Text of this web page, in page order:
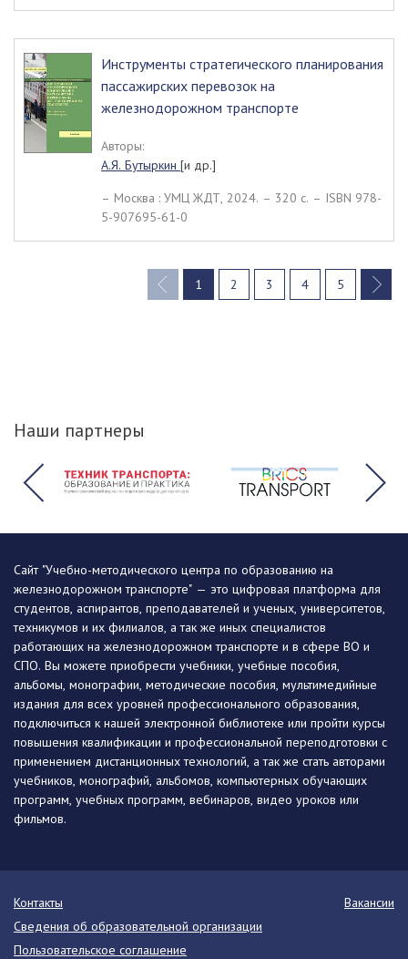
Инструменты стратегического планирования
пассажирских перевозок на
железнодорожном транспорте
Авторы:
А.Я. Бутыркин [и др.]
– Москва : УМЦ ЖДТ, 2024. – 320 c. – ISBN 978-
5-907695-61-0
1(current)
2 3 4 5
Наши партнеры
Сайт "Учебно-методического центра по образованию на
железнодорожном транспорте" — это цифровая платформа для
студентов, аспирантов, преподавателей и ученых, университетов,
техникумов и их филиалов, а так же иных специалистов
работающих на железнодорожном транспорте и в сфере ВО и
СПО. Вы можете приобрести учебники, учебные пособия,
альбомы, монографии, методические пособия, мультимедийные
издания для всех уровней профессионального образования,
подключиться к нашей электронной библиотеке или пройти курсы
повышения квалификации и профессиональной переподготовки с
применением дистанционных технологий, а так же стать авторами
учебников, монографий, альбомов, компьютерных обучающих
программ, учебных программ, вебинаров, видео уроков или
фильмов.
Контакты
Вакансии
Сведения об образовательной организации
Пользовательское соглашение